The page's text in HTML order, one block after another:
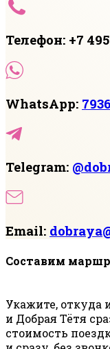
Телефон: +7
WhatsApp:
Telegram:
Email:
Составим
Укажите, откуда
и Добрая Тётя
стоимость